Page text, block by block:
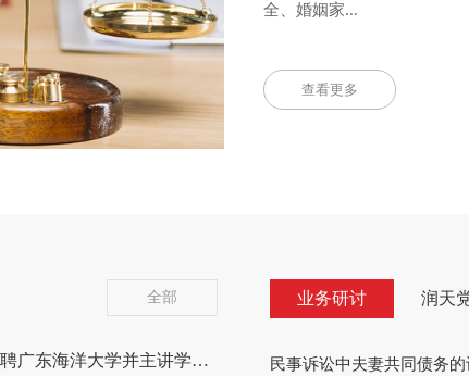
全、婚姻家...
查看更多
全部
【润天动态】单玉成律师受聘广东海洋大学并主讲学术讲座——分享高效学习心法助力法学人才培养
业务研讨 润天
民事诉讼中夫妻共同债务